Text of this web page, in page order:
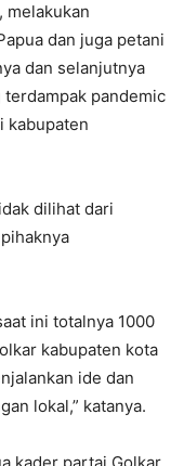
melakukan
dan juga petani
dan selanjutnya
pandemic
kabupaten
dilihat dari
ini totalnya 1000
kabupaten kota
ide dan
lokal,” katanya.